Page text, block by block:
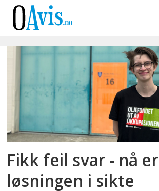
Emne:
norsk
folkehjelp
Fikk feil svar - nå er
løsningen i sikte